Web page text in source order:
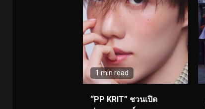
1 min read
“PP KRIT” ชวนเปิด